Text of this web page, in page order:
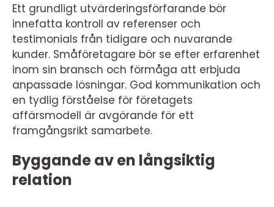
Ett grundligt utvärderingsförfarande bör
innefatta kontroll av referenser och
testimonials från tidigare och nuvarande
kunder. Småföretagare bör se efter erfarenhet
inom sin bransch och förmåga att erbjuda
anpassade lösningar. God kommunikation och
en tydlig förståelse för företagets
affärsmodell är avgörande för ett
framgångsrikt samarbete.
Byggande av en långsiktig
relation